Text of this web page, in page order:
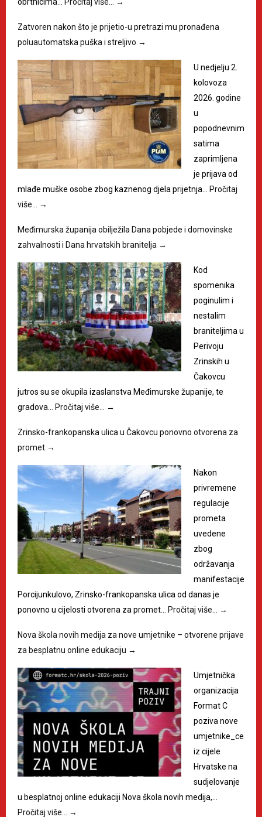
Zatvoren nakon što je prijetio-u pretrazi mu pronađena
poluautomatska puška i streljivo →
U nedjelju 2.
kolovoza
2026. godine
u
popodnevnim
satima
zaprimljena
je prijava od
mlađe muške osobe zbog kaznenog djela prijetnja… Pročitaj
više…
→
Međimurska županija obilježila Dana pobjede i domovinske
zahvalnosti i Dana hrvatskih branitelja →
Kod
spomenika
poginulim i
nestalim
braniteljima u
Perivoju
Zrinskih u
Čakovcu
jutros su se okupila izaslanstva Međimurske županije, te
gradova… Pročitaj više… →
Zrinsko-frankopanska ulica u Čakovcu ponovno otvorena za
promet →
Nakon
privremene
regulacije
prometa
uvedene
zbog
održavanja
manifestacije
Porcijunkulovo, Zrinsko-frankopanska ulica od danas je
ponovno u cijelosti otvorena za promet… Pročitaj više… →
Nova škola novih medija za nove umjetnike – otvorene prijave
za besplatnu online edukaciju →
Umjetnička
organizacija
Format C
poziva nove
umjetnike_ce
iz cijele
Hrvatske na
sudjelovanje
u besplatnoj online edukaciji Nova škola novih medija,…
Pročitaj više…
→